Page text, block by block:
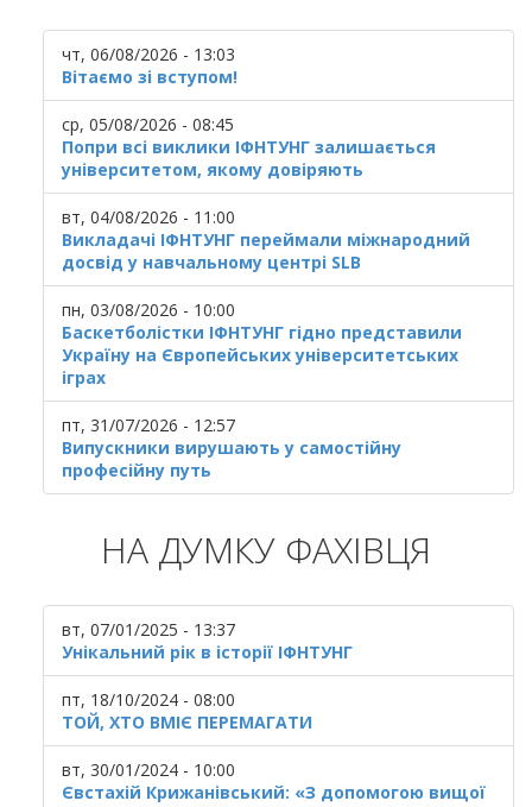
чт, 06/08/2026 - 13:03
Вітаємо зі вступом!
ср, 05/08/2026 - 08:45
Попри всі виклики ІФНТУНГ залишається
університетом, якому довіряють
вт, 04/08/2026 - 11:00
Викладачі ІФНТУНГ переймали міжнародний
досвід у навчальному центрі SLB
пн, 03/08/2026 - 10:00
Баскетболістки ІФНТУНГ гідно представили
Україну на Європейських університетських
іграх
пт, 31/07/2026 - 12:57
Випускники вирушають у самостійну
професійну путь
НА ДУМКУ ФАХІВЦЯ
вт, 07/01/2025 - 13:37
Унікальний рік в історії ІФНТУНГ
пт, 18/10/2024 - 08:00
ТОЙ, ХТО ВМІЄ ПЕРЕМАГАТИ
вт, 30/01/2024 - 10:00
Євстахій Крижанівський: «З допомогою вищої